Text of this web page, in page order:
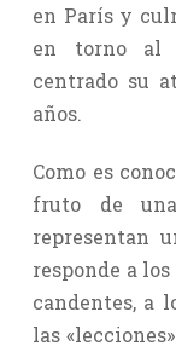
en París y
en torno al
centrado su
años.
Como es
fruto de
representan
responde a
candentes, a
las